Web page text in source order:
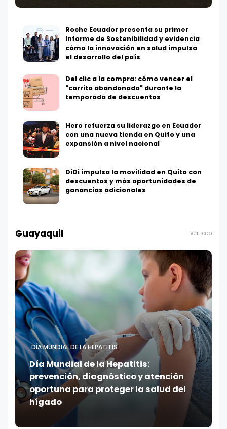
Roche Ecuador presenta su primer
Informe de Sostenibilidad y evidencia
cómo la innovación en salud impulsa
el desarrollo del país
Del clic a la compra: cómo vencer el
"carrito abandonado" durante la
temporada de descuentos
Hero refuerza su liderazgo en Ecuador
con una nueva tienda en Quito y una
expansión a nivel nacional
DiDi impulsa la movilidad en Quito con
descuentos y más oportunidades de
ganancias adicionales
Guayaquil Ver todo
DÍA MUNDIAL DE LA HEPATITIS:
Día Mundial de la Hepatitis:
prevención, diagnóstico y atención
oportuna para proteger la salud del
hígado